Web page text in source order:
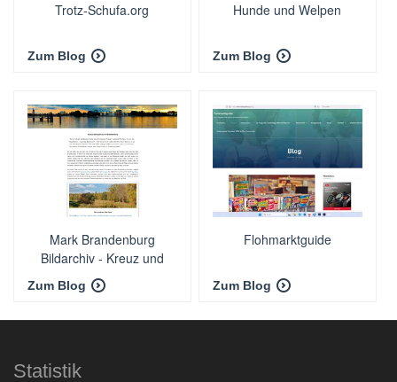
Trotz-Schufa.org
Zum Blog
Hunde und Welpen
Zum Blog
Mark Brandenburg
Bildarchiv - Kreuz und
quer durch Brandenburg
Zum Blog
Flohmarktguide
Zum Blog
Statistik